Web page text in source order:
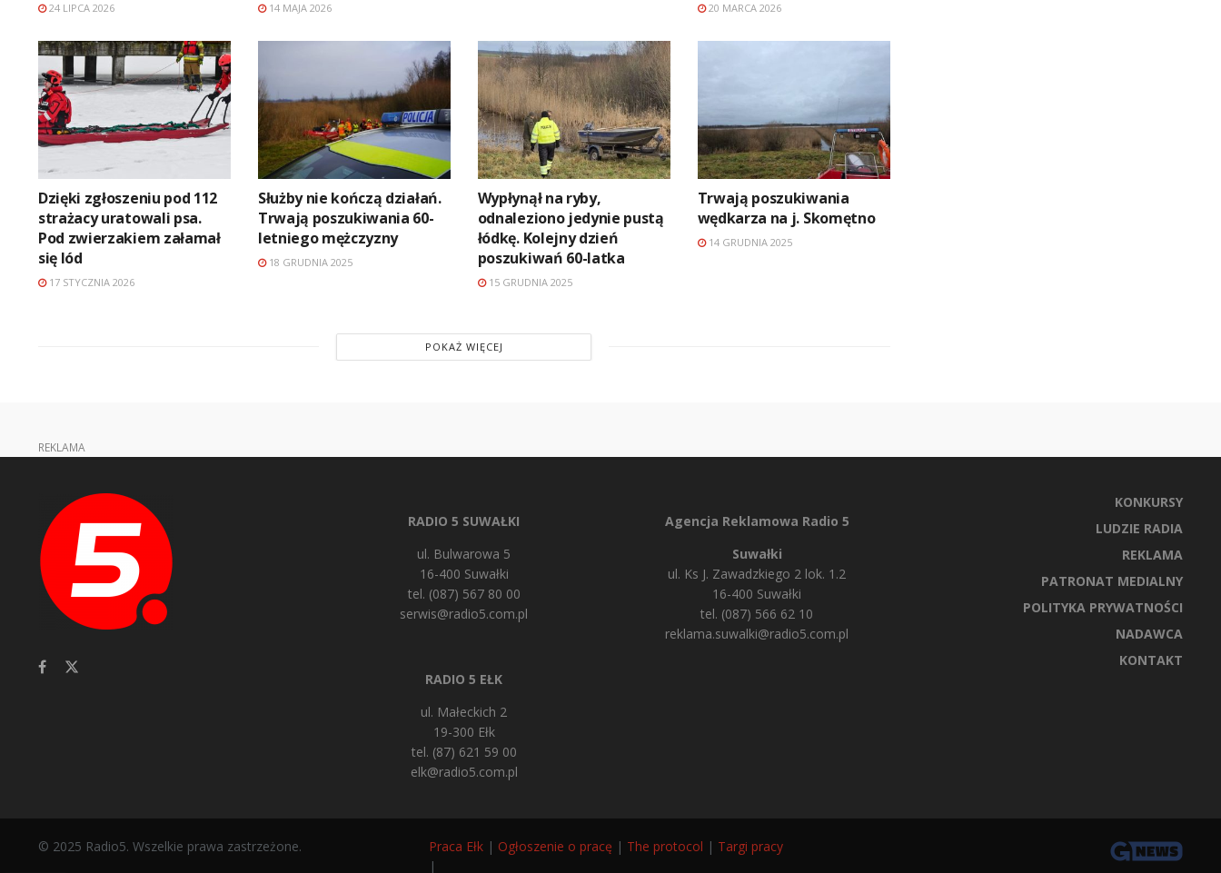
24 LIPCA 2026 14 MAJA 2026 20 MARCA 2026
Dzięki zgłoszeniu pod 112
strażacy uratowali psa.
Pod zwierzakiem załamał
się lód
17 STYCZNIA 2026
Służby nie kończą działań.
Trwają poszukiwania 60-
letniego mężczyzny
18 GRUDNIA 2025
Wypłynął na ryby,
odnaleziono jedynie pustą
łódkę. Kolejny dzień
poszukiwań 60-latka
15 GRUDNIA 2025
Trwają poszukiwania
wędkarza na j. Skomętno
14 GRUDNIA 2025
POKAŻ WIĘCEJ
REKLAMA
RADIO 5 SUWAŁKI
ul. Bulwarowa 5
16-400 Suwałki
tel. (087) 567 80 00
serwis@radio5.com.pl
RADIO 5 EŁK
ul. Małeckich 2
19-300 Ełk
tel. (87) 621 59 00
elk@radio5.com.pl
Agencja Reklamowa Radio 5
Suwałki
ul. Ks J. Zawadzkiego 2 lok. 1.2
16-400 Suwałki
tel. (087) 566 62 10
reklama.suwalki@radio5.com.pl
KONKURSY
LUDZIE RADIA
REKLAMA
PATRONAT MEDIALNY
POLITYKA PRYWATNOŚCI
NADAWCA
KONTAKT
© 2025 Radio5. Wszelkie prawa zastrzeżone. Praca Ełk | Ogłoszenie o pracę | The protocol | Targi pracy
|